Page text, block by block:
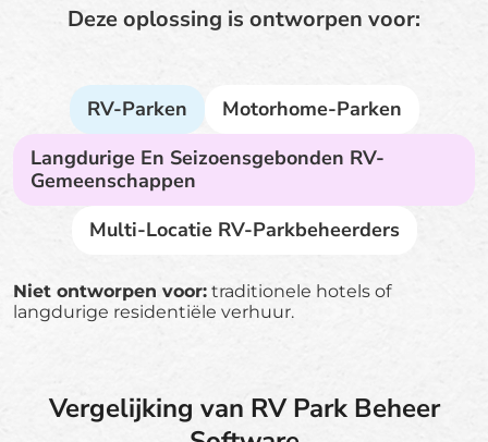
Deze oplossing is ontworpen voor:
RV-Parken
Motorhome-Parken
Langdurige En Seizoensgebonden RV-
Gemeenschappen
Multi-Locatie RV-Parkbeheerders
Niet ontworpen voor: traditionele hotels of
langdurige residentiële verhuur.
Vergelijking van RV Park Beheer